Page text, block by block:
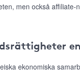
men också
ekonomiska